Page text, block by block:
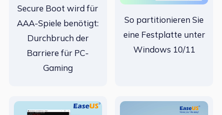
Secure Boot wird für
AAA-Spiele benötigt:
Durchbruch der
Barriere für PC-
Gaming
So partitionieren Sie
eine Festplatte unter
Windows 10/11